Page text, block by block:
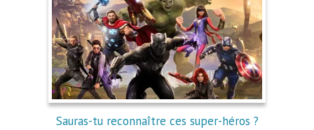
Sauras-tu reconnaître ces super-héros ?